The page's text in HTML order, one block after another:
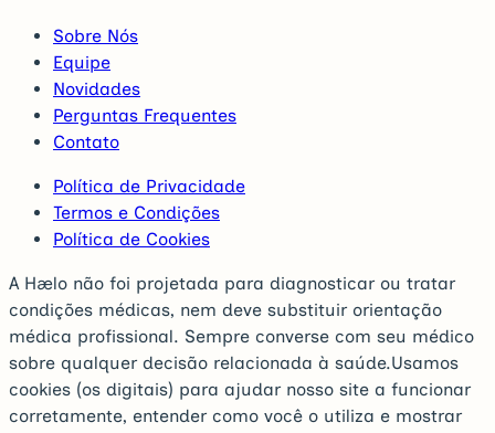
Sobre Nós
Equipe
Novidades
Perguntas Frequentes
Contato
Política de Privacidade
Termos e Condições
Política de Cookies
A Hælo não foi projetada para diagnosticar ou tratar
condições médicas, nem deve substituir orientação
médica profissional. Sempre converse com seu médico
sobre qualquer decisão relacionada à saúde.Usamos
cookies (os digitais) para ajudar nosso site a funcionar
corretamente, entender como você o utiliza e mostrar